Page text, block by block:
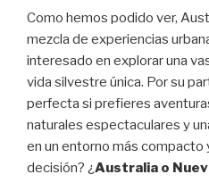
Como hemos podido ver,
mezcla de experiencias
interesado en explorar una
vida silvestre única. Por su
perfecta si prefieres
naturales espectaculares y
en un entorno más compacto
decisión? ¿Australia o